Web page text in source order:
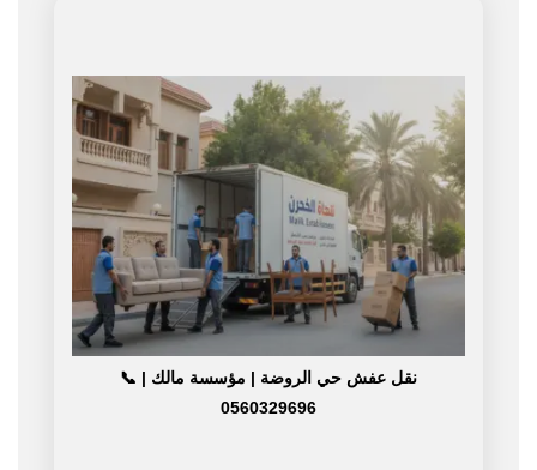
نقل عفش حي الروضة | مؤسسة مالك | 📞
0560329696